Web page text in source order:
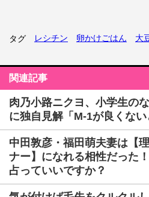
タグ レシチン 卵かけごはん 大
関連記事
肉乃小路ニクヨ、小学生の
に独自見解「M-1が良くない
中田敦彦・福田萌夫妻は【
ナー】になれる相性だった
占っていいですか？